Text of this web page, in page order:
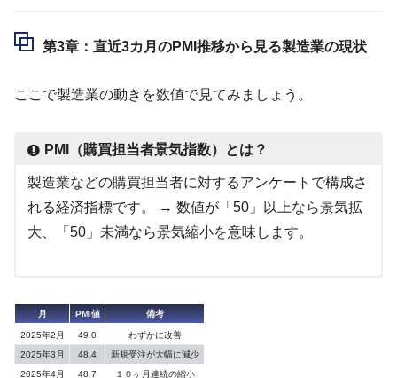
第3章：直近3カ月のPMI推移から見る製造業の現状
ここで製造業の動きを数値で見てみましょう。
PMI（購買担当者景気指数）とは？
製造業などの購買担当者に対するアンケートで構成さ
れる経済指標です。 → 数値が「50」以上なら景気拡
大、「50」未満なら景気縮小を意味します。
月 PMI値 備考
2025年2月 49.0
わずかに改善
2025年3月
48.4
新規受注が大幅に減少
2025年4月
48.7 １０ヶ月連続の縮小